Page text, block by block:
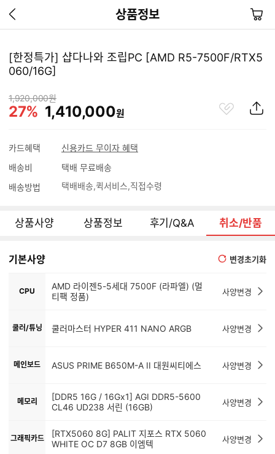
상품정보
이
지
가
장
바
[한정특가] 샵다나와 조립PC [AMD R5-7500F/RTX5
060/16G]
판
매
가
1,920,000원
할
인
율
27% 1,410,000원
카드혜택
신용카드 무이자 혜택
배송비
택배 무료배송
배송방법
택배배송 퀵서비스 직접수령
상품사양 상품정보 후기/Q&A 취소/반품
기본사양 변경초기화
CPU
AMD 라이젠5-5세대 7500F (라파엘) (멀
티팩 정품)
사양변경
쿨러/튜닝 쿨러마스터 HYPER 411 NANO ARGB 사양변경
메인보드 ASUS PRIME B650M-A II 대원씨티에스 사양변경
메모리
[DDR5 16G / 16Gx1] AGI DDR5-5600
CL46 UD238 서린 (16GB)
사양변경
그래픽카드
[RTX5060 8G] PALIT 지포스 RTX 5060
WHITE OC D7 8GB 이엠텍
사양변경